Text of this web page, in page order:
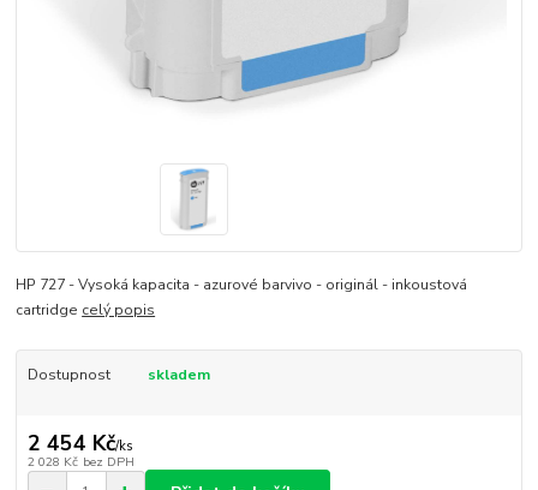
HP 727 - Vysoká kapacita - azurové barvivo - originál - inkoustová
cartridge celý popis
Dostupnost skladem
2 454 Kč/ks
2 028 Kč bez DPH